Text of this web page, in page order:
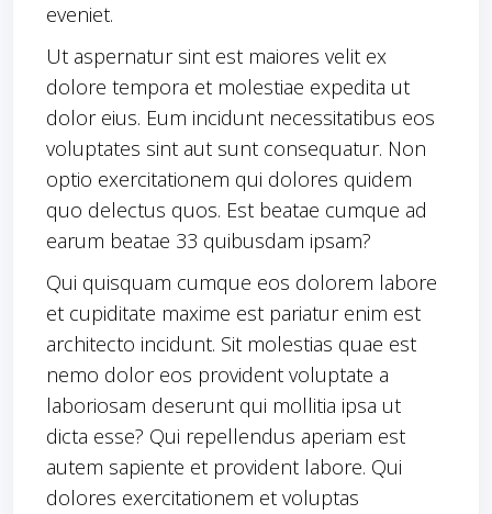
eveniet.
Ut aspernatur sint est maiores velit ex
dolore tempora et molestiae expedita ut
dolor eius. Eum incidunt necessitatibus eos
voluptates sint aut sunt consequatur. Non
optio exercitationem qui dolores quidem
quo delectus quos. Est beatae cumque ad
earum beatae 33 quibusdam ipsam?
Qui quisquam cumque eos dolorem labore
et cupiditate maxime est pariatur enim est
architecto incidunt. Sit molestias quae est
nemo dolor eos provident voluptate a
laboriosam deserunt qui mollitia ipsa ut
dicta esse? Qui repellendus aperiam est
autem sapiente et provident labore. Qui
dolores exercitationem et voluptas